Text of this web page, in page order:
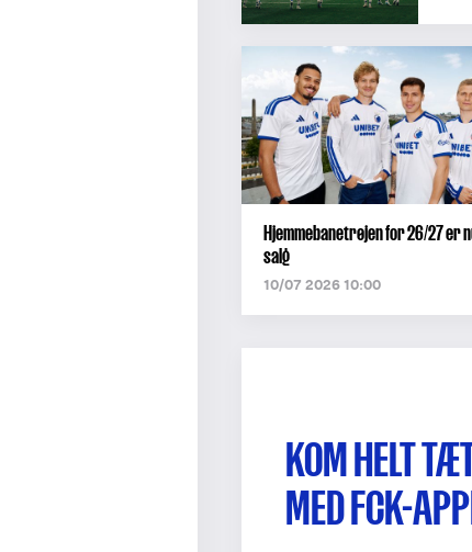
Hjemmebanetrøjen for 26/27 er
salg
10/07 2026 10:00
KOM HELT
MED FCK-